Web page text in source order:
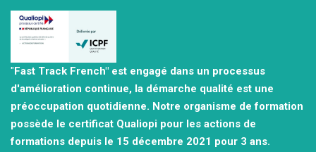
"Fast Track French" est engagé dans un processus
d'amélioration continue, la démarche qualité est une
préoccupation quotidienne. Notre organisme de formation
possède le certificat Qualiopi pour les actions de
formations depuis le 15 décembre 2021 pour 3 ans.